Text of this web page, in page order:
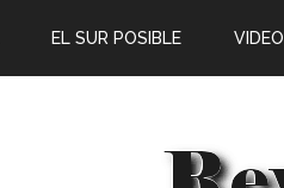
EL SUR POSIBLE VIDEO